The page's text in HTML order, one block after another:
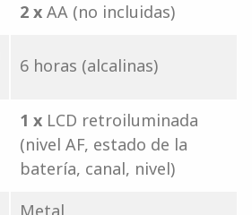
2 x AA (no incluidas)
6 horas (alcalinas)
1 x LCD retroiluminada
(nivel AF, estado de la
batería, canal, nivel)